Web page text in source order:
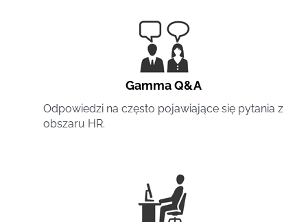
Gamma Q&A
Odpowiedzi na często pojawiające się pytania z
obszaru HR.